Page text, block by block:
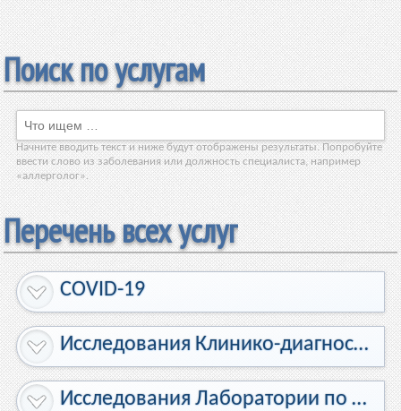
Поиск по услугам
Начните вводить текст и ниже будут отображены результаты. Попробуйте
ввести слово из заболевания или должность специалиста, например
«аллерголог».
Перечень всех услуг
COVID-19
Исследования Клинико-диагностической лаборатории
Исследования Лаборатории по диагностике СПИД и других инфекционных заболеваний